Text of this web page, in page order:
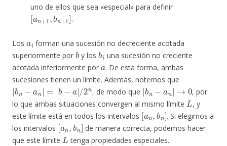
uno de ellos que sea «especial» para definir
[an +1,bn+ 1]
.
Los
forman una sucesión no decreciente acotada
superiormente por
b
y los
bi
una sucesión no creciente
acotada inferiormente por
a
. De esta forma, ambas
sucesiones tienen un límite. Además, notemos que
|bn−an|=|b−a |/2n
, de modo que
|bn−a n|→ 0
, por
lo que ambas situaciones convergen al mismo límite
L
, y
este límite está en todos los intervalos
[an,bn]
. Si elegimos a
los intervalos
[an,bn]
de manera correcta, podemos hacer
que este límite
L
tenga propiedades especiales.